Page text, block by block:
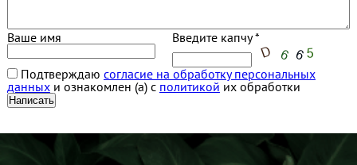
Ваше имя Введите капчу *
Подтверждаю согласие на обработку персональных
данныхи ознакомлен (а) с политикой их обработки